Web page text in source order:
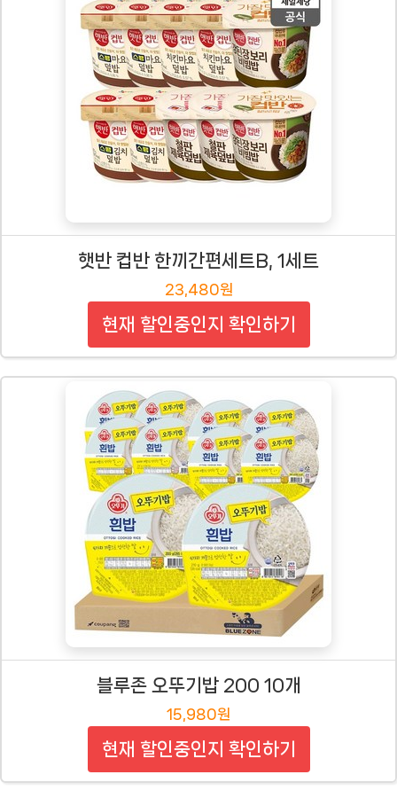
햇반 컵반 한끼간편세트B, 1세트
23,480원
현재 할인중인지 확인하기
블루존 오뚜기밥 200 10개
15,980원
현재 할인중인지 확인하기